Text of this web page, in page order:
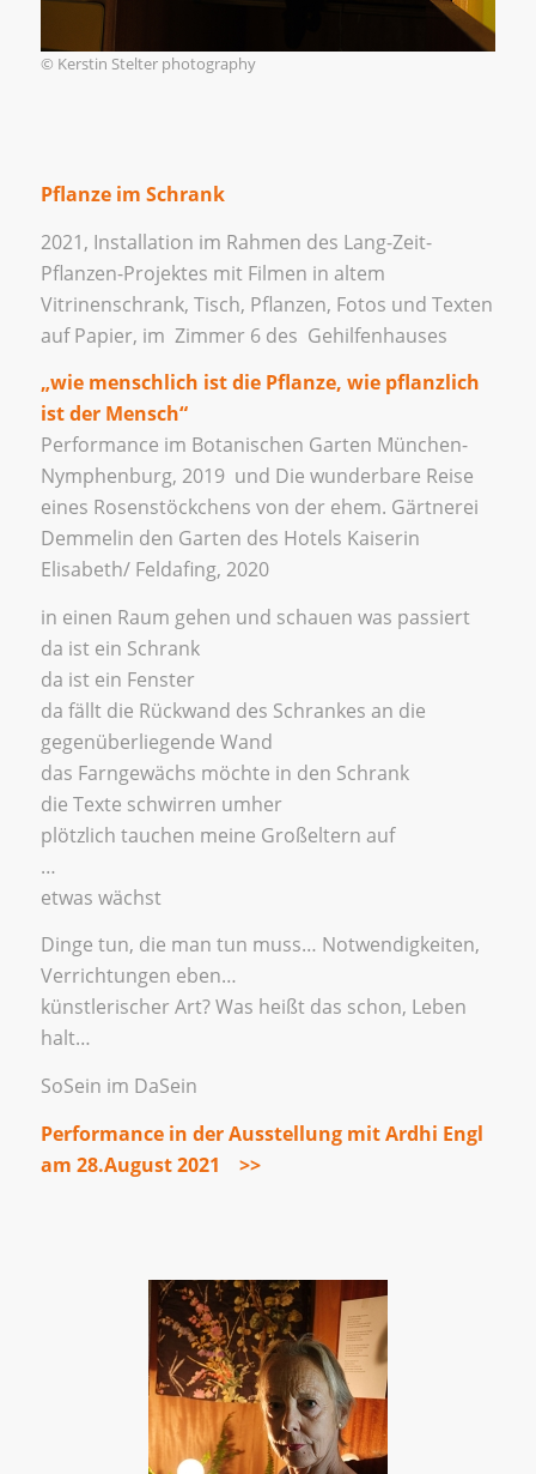
© Kerstin Stelter photography
Pflanze im Schrank
2021, Installation im Rahmen des Lang-Zeit-
Pflanzen-Projektes mit Filmen in altem
Vitrinenschrank, Tisch, Pflanzen, Fotos und Texten
auf Papier, im Zimmer 6 des Gehilfenhauses
„wie menschlich ist die Pflanze, wie pflanzlich
ist der Mensch“
Performance im Botanischen Garten München-
Nymphenburg, 2019 und Die wunderbare Reise
eines Rosenstöckchens von der ehem. Gärtnerei
Demmelin den Garten des Hotels Kaiserin
Elisabeth/ Feldafing, 2020
in einen Raum gehen und schauen was passiert
da ist ein Schrank
da ist ein Fenster
da fällt die Rückwand des Schrankes an die
gegenüberliegende Wand
das Farngewächs möchte in den Schrank
die Texte schwirren umher
plötzlich tauchen meine Großeltern auf
…
etwas wächst
Dinge tun, die man tun muss… Notwendigkeiten,
Verrichtungen eben…
künstlerischer Art? Was heißt das schon, Leben
halt…
SoSein im DaSein
Performance in der Ausstellung mit Ardhi Engl
am 28.August 2021 >>